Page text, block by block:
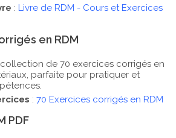
: Livre de RDM - Cours et Exercices
en RDM
collection de 70 exercices corrigés en
parfaite pour pratiquer et
: 70 Exercices corrigés en RDM
PDF